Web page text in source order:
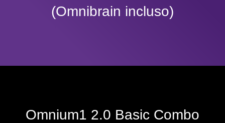
(Omnibrain incluso)
Omnium1 2.0 Basic Combo